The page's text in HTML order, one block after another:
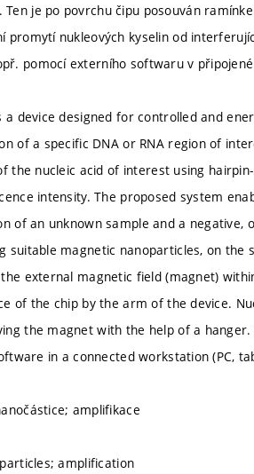
Ten je po povrchu čipu posouván
promytí nukleových kyselin od
pomocí externího softwaru v
a device designed for controlled and
of a specific DNA or RNA region of
the nucleic acid of interest using
intensity. The proposed system
of an unknown sample and a
suitable magnetic nanoparticles, on the
external magnetic field (magnet)
of the chip by the arm of the device.
the magnet with the help of a
in a connected workstation (PC,
amplifikace
amplification